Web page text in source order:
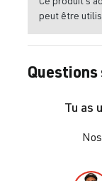
peut être
Tu as